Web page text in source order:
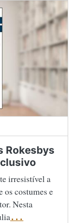
Rokesbys
irresistível a
os costumes e
Nesta
...